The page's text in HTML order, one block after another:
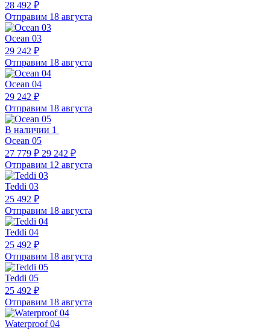
28 492 ₽
Отправим 18 августа
Ocean 03
29 242 ₽
Отправим 18 августа
Ocean 04
29 242 ₽
Отправим 18 августа
В наличии 1
Ocean 05
27 779 ₽ 29 242 ₽
Отправим 12 августа
Teddi 03
25 492 ₽
Отправим 18 августа
Teddi 04
25 492 ₽
Отправим 18 августа
Teddi 05
25 492 ₽
Отправим 18 августа
Waterproof 04